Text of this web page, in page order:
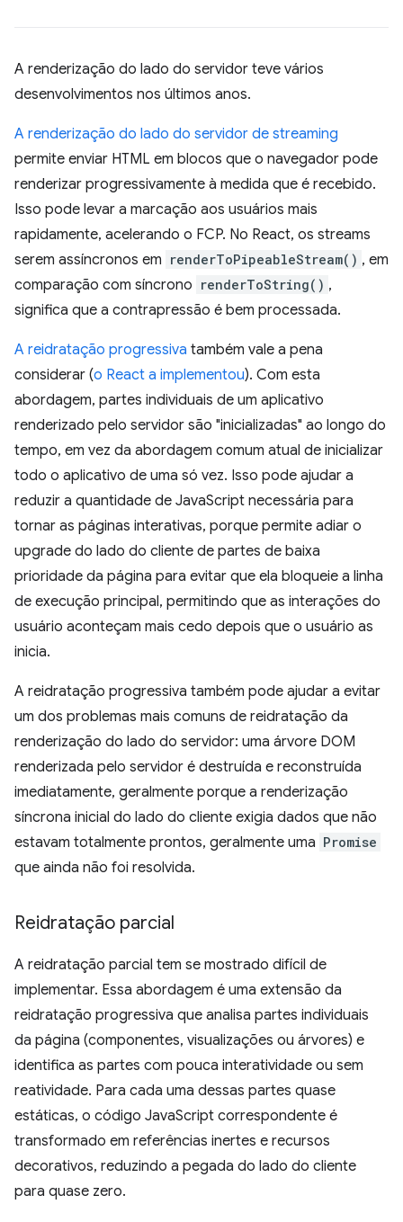
A renderização do lado do servidor teve vários
desenvolvimentos nos últimos anos.
A renderização do lado do servidor de streaming
permite enviar HTML em blocos que o navegador pode
renderizar progressivamente à medida que é recebido.
Isso pode levar a marcação aos usuários mais
rapidamente, acelerando o FCP. No React, os streams
serem assíncronos em renderToPipeableStream() , em
comparação com síncrono renderToString() ,
significa que a contrapressão é bem processada.
A reidratação progressiva também vale a pena
considerar (o React a implementou). Com esta
abordagem, partes individuais de um aplicativo
renderizado pelo servidor são "inicializadas" ao longo do
tempo, em vez da abordagem comum atual de inicializar
todo o aplicativo de uma só vez. Isso pode ajudar a
reduzir a quantidade de JavaScript necessária para
tornar as páginas interativas, porque permite adiar o
upgrade do lado do cliente de partes de baixa
prioridade da página para evitar que ela bloqueie a linha
de execução principal, permitindo que as interações do
usuário aconteçam mais cedo depois que o usuário as
inicia.
A reidratação progressiva também pode ajudar a evitar
um dos problemas mais comuns de reidratação da
renderização do lado do servidor: uma árvore DOM
renderizada pelo servidor é destruída e reconstruída
imediatamente, geralmente porque a renderização
síncrona inicial do lado do cliente exigia dados que não
estavam totalmente prontos, geralmente uma Promise
que ainda não foi resolvida.
Reidratação parcial
A reidratação parcial tem se mostrado difícil de
implementar. Essa abordagem é uma extensão da
reidratação progressiva que analisa partes individuais
da página (componentes, visualizações ou árvores) e
identifica as partes com pouca interatividade ou sem
reatividade. Para cada uma dessas partes quase
estáticas, o código JavaScript correspondente é
transformado em referências inertes e recursos
decorativos, reduzindo a pegada do lado do cliente
para quase zero.